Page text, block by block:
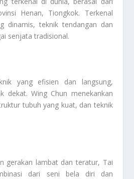
Henan, Tiongkok. Terkenal
dinamis, teknik tendangan dan
senjata tradisional.
yang efisien dan langsung,
dekat. Wing Chun menekankan
tubuh yang kuat, dan teknik
gerakan lambat dan teratur, Tai
dari seni bela diri dan